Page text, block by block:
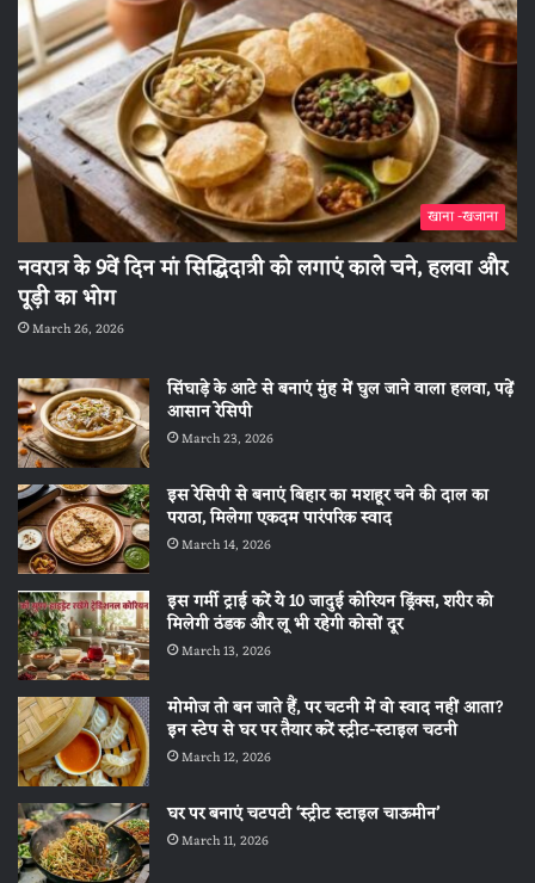
खाना -खजाना
नवरात्र के 9वें दिन मां सिद्धिदात्री को लगाएं काले चने, हलवा और
पूड़ी का भोग
March 26, 2026
सिंघाड़े के आटे से बनाएं मुंह में घुल जाने वाला हलवा, पढ़ें
आसान रेसिपी
March 23, 2026
इस रेसिपी से बनाएं बिहार का मशहूर चने की दाल का
पराठा, मिलेगा एकदम पारंपरिक स्वाद
March 14, 2026
इस गर्मी ट्राई करें ये 10 जादुई कोरियन ड्रिंक्स, शरीर को
मिलेगी ठंडक और लू भी रहेगी कोसों दूर
March 13, 2026
मोमोज तो बन जाते हैं, पर चटनी में वो स्वाद नहीं आता?
इन स्टेप से घर पर तैयार करें स्ट्रीट-स्टाइल चटनी
March 12, 2026
घर पर बनाएं चटपटी ‘स्ट्रीट स्टाइल चाऊमीन’
March 11, 2026